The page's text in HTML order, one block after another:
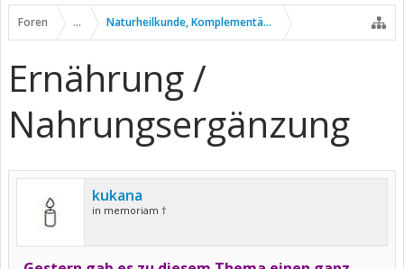
Foren ... Naturheilkunde, Komplementär- u. Alternativmedizin
Ernährung /
Nahrungsergänzung
kukana
in memoriam †